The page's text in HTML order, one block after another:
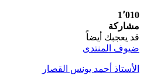
1٬010
مشاركة
قد يعجبك أيضاً
ضيوف المنتدى
الأستاذ أحمد يونس القصار